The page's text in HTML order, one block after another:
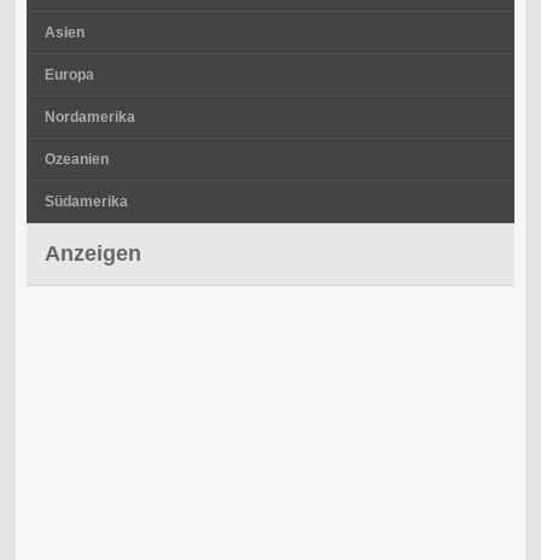
Asien
Europa
Nordamerika
Ozeanien
Südamerika
Anzeigen